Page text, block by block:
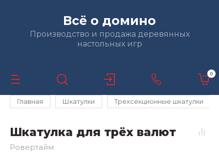
Всё о домино
Производство и продажа деревянных
настольных игр
0
Главная Шкатулки Трехсекционные шкатулки
Шкатулка для трёх валют
Ровертайм